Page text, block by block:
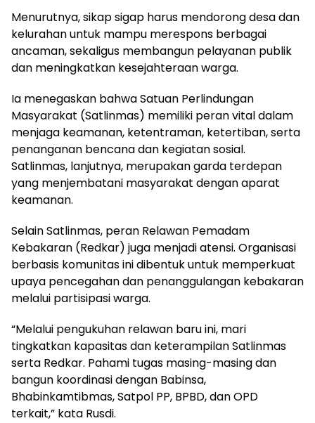
Menurutnya, sikap sigap harus mendorong desa dan
kelurahan untuk mampu merespons berbagai
ancaman, sekaligus membangun pelayanan publik
dan meningkatkan kesejahteraan warga.
Ia menegaskan bahwa Satuan Perlindungan
Masyarakat (Satlinmas) memiliki peran vital dalam
menjaga keamanan, ketentraman, ketertiban, serta
penanganan bencana dan kegiatan sosial.
Satlinmas, lanjutnya, merupakan garda terdepan
yang menjembatani masyarakat dengan aparat
keamanan.
Selain Satlinmas, peran Relawan Pemadam
Kebakaran (Redkar) juga menjadi atensi. Organisasi
berbasis komunitas ini dibentuk untuk memperkuat
upaya pencegahan dan penanggulangan kebakaran
melalui partisipasi warga.
“Melalui pengukuhan relawan baru ini, mari
tingkatkan kapasitas dan keterampilan Satlinmas
serta Redkar. Pahami tugas masing-masing dan
bangun koordinasi dengan Babinsa,
Bhabinkamtibmas, Satpol PP, BPBD, dan OPD
terkait,” kata Rusdi.